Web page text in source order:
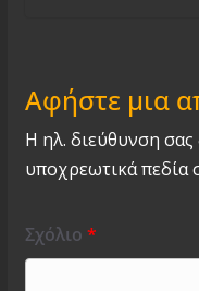
Αφήστε μια
Η ηλ. διεύθυνση σας
υποχρεωτικά πεδία
Σχόλιο *